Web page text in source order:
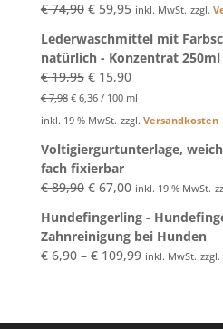
Bewertet
von 5
€74,90 Ursprünglicher
war:
€ 74,90
€59,95Aktueller
ist:
€ 59,95.
inkl. MwSt. zzgl.
Lederwaschmittel mit
natürlich - Konzentrat 250ml
€19,95 Ursprünglicher
Preis
war:
€ 19,95
€15,90Aktueller
Preis
ist:
€ 15,90.
€7,98 €6,36/ 100 ml
inkl. 19 % MwSt. zzgl. Versandkosten
Voltigiergurtunterlage,
fach fixierbar
€89,90 Ursprünglicher
war:
€ 89,90
€67,00Aktueller
ist:
€ 67,00.
inkl. 19 % MwSt.
Hundefingerling -
Zahnreinigung bei Hunden
€6,90– €109,99 inkl. MwSt. zzgl.